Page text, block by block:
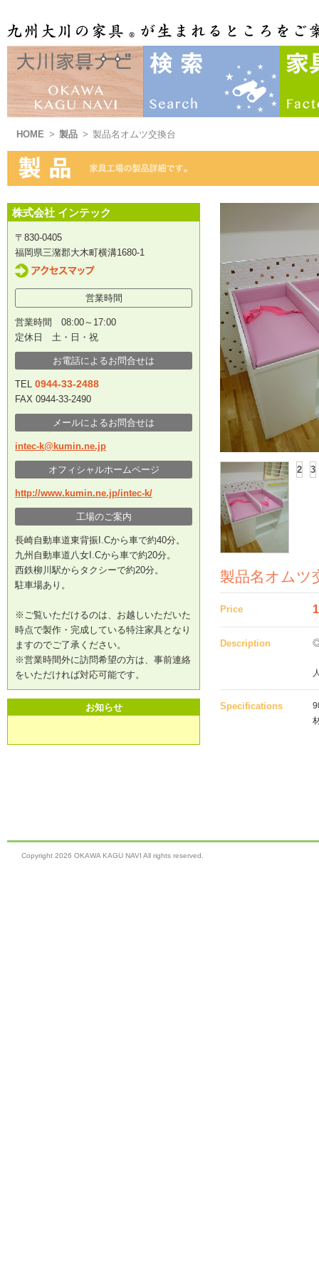
HOME > 製品 > 製品名オムツ交換台
2 3
製品名オムツ
Price
Description
◎
Specifications
株式会社 インテック
〒830-0405
福岡県三潴郡大木町横溝1680-1
営業時間
営業時間 08:00～17:00
定休日 土・日・祝
お電話によるお問合せは
TEL 0944-33-2488
FAX 0944-33-2490
メールによるお問合せは
intec-k@kumin.ne.jp
オフィシャルホームページ
http://www.kumin.ne.jp/intec-k/
工場のご案内
長崎自動車道東背振I.Cから車で約40分。
九州自動車道八女I.Cから車で約20分。
西鉄柳川駅からタクシーで約20分。
駐車場あり。
※ご覧いただけるのは、お越しいただいた
時点で製作・完成している特注家具となり
ますのでご了承ください。
※営業時間外に訪問希望の方は、事前連絡
をいただければ対応可能です。
お知らせ
Copyright 2026 OKAWA KAGU NAVI All rights reserved.